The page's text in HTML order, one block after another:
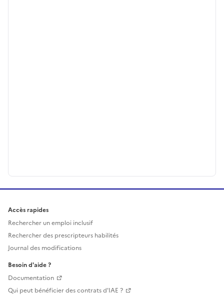
Accès rapides
Rechercher un emploi inclusif
Rechercher des prescripteurs habilités
Journal des modifications
Besoin d'aide ?
Documentation
Qui peut bénéficier des contrats d'IAE ?